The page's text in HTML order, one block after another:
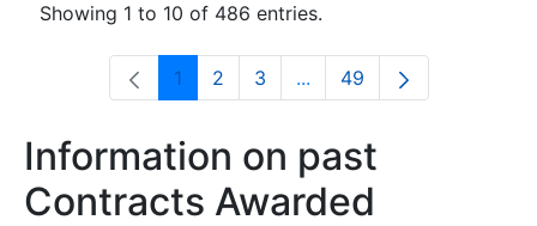
Showing 1 to 10 of 486 entries.
Page
1 Page
2 Page
3 ...Intermediate Pages Use
Page
49
Information on past
Contracts Awarded